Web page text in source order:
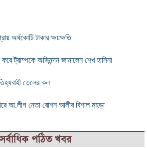
অর্ধকোটি টাকার ক্ষয়ক্ষতি
ট্রাম্পকে অভিনন্দন জানালেন শেখ হাসিনা
তেলের কল
আ.লীগ নেতা রোশন আলীর বিশাল মহড়া
সর্বাধিক পঠিত খবর